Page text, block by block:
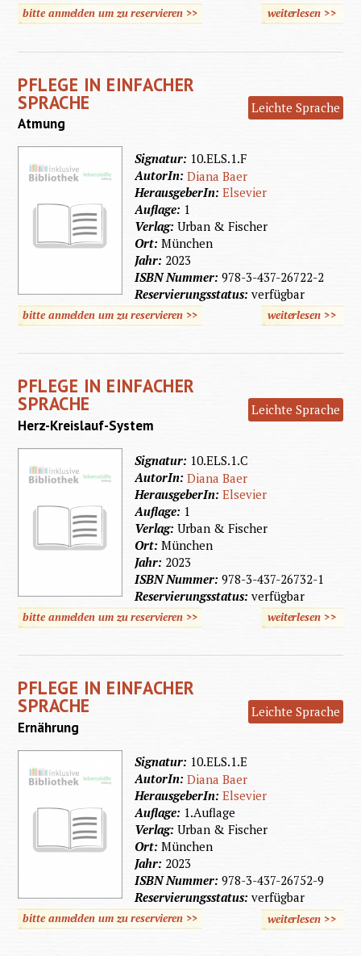
bitte anmelden um zu reservieren >> weiterlesen
über
>>
PFLEGE IN EINFACHER
SPRACHE Leichte Sprache
Atmung
Signatur: 10.ELS.1.F
AutorIn:Diana Baer
HerausgeberIn:Elsevier
Auflage: 1
Verlag:Urban & Fischer
Ort:München
Jahr: 2023
ISBN Nummer:978-3-437-26722-2
Reservierungsstatus:verfügbar
bitte anmelden um zu reservieren >> weiterlesen
über
>>
PFLEGE IN EINFACHER
SPRACHE Leichte Sprache
Herz-Kreislauf-System
Signatur: 10.ELS.1.C
AutorIn:Diana Baer
HerausgeberIn:Elsevier
Auflage: 1
Verlag:Urban & Fischer
Ort:München
Jahr: 2023
ISBN Nummer:978-3-437-26732-1
Reservierungsstatus:verfügbar
bitte anmelden um zu reservieren >> weiterlesen
über
>>
PFLEGE IN EINFACHER
SPRACHE Leichte Sprache
Ernährung
Signatur: 10.ELS.1.E
AutorIn:Diana Baer
HerausgeberIn:Elsevier
Auflage: 1.Auflage
Verlag:Urban & Fischer
Ort:München
Jahr: 2023
ISBN Nummer:978-3-437-26752-9
Reservierungsstatus:verfügbar
bitte anmelden um zu reservieren >> weiterlesen
über
>>